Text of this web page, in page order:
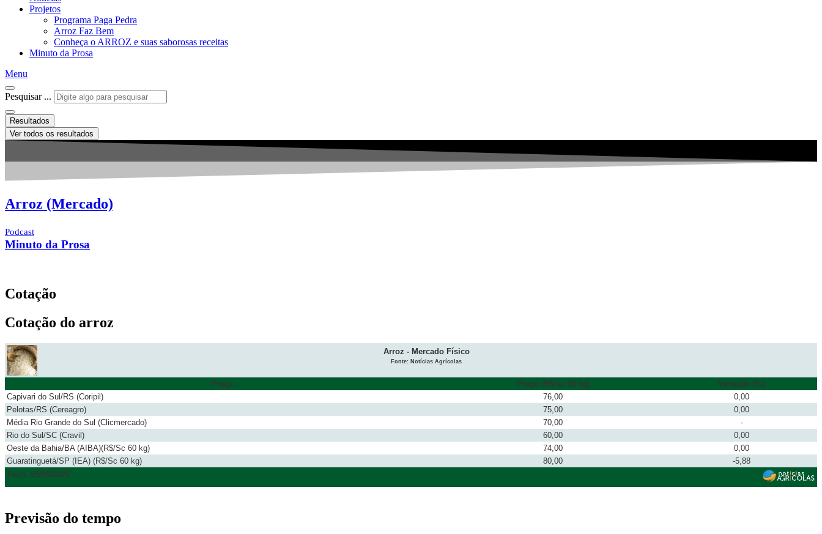
Projetos
Programa Paga Pedra
Arroz Faz Bem
Conheça o ARROZ e suas saborosas receitas
Minuto da Prosa
Menu
Pesquisar ...
Resultados
Ver todos os resultados
Arroz (Mercado)
Podcast
Minuto da Prosa
Cotação
Cotação do arroz
Arroz - Mercado Físico
Fonte: Notícias Agrícolas
Praça Preço (R$/sc 50 kg)
Variação (%)
Capivari do Sul/RS (Coripil)
76,00
0,00
Pelotas/RS (Cereagro)
75,00
0,00
Média Rio Grande do Sul (Clicmercado)
70,00
-
Rio do Sul/SC (Cravil)
60,00
0,00
Oeste da Bahia/BA (AIBA)(R$/Sc 60 kg)
74,00
0,00
Guaratinguetá/SP (IEA) (R$/Sc 60 kg)
80,00
-5,88
Fech. 05/08/2026
Previsão do tempo